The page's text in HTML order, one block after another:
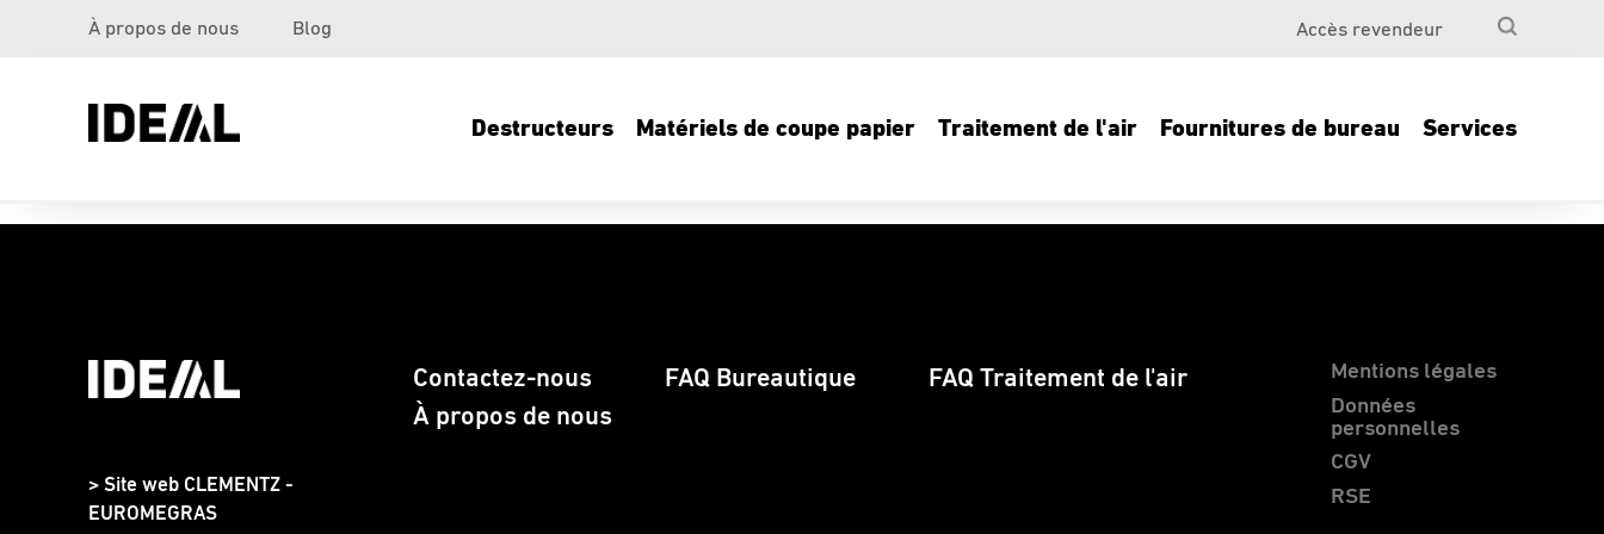
À propos de nous Blog Accès revendeur
Destructeurs Matériels de coupe papier Traitement de l'air Fournitures de bureau Services
> Site web CLEMENTZ -
EUROMEGRAS
Contactez-nous FAQ Bureautique
FAQ Traitement de l'air
À propos de nous
Mentions légales
Données
personnelles
CGV
RSE